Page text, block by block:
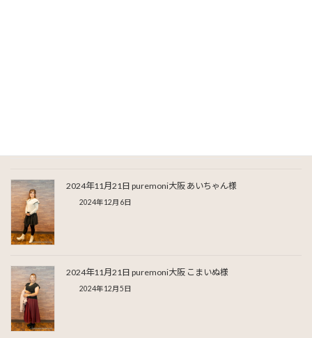
2024年11月21日 puremoni大阪 あいちゃん様
2024年12月6日
2024年11月21日 puremoni大阪 こまいぬ様
2024年12月5日